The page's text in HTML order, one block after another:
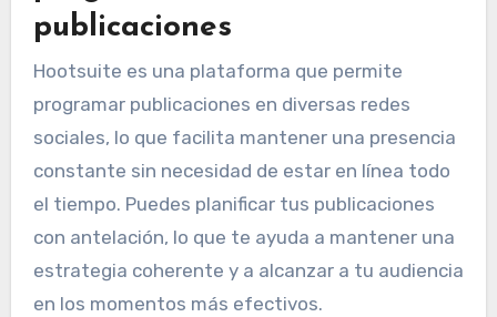
publicaciones
Hootsuite es una plataforma que permite
programar publicaciones en diversas redes
sociales, lo que facilita mantener una presencia
constante sin necesidad de estar en línea todo
el tiempo. Puedes planificar tus publicaciones
con antelación, lo que te ayuda a mantener una
estrategia coherente y a alcanzar a tu audiencia
en los momentos más efectivos.